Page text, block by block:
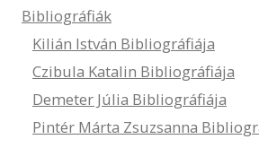
Bibliográfiák
Kilián István Bibliográfiája
Czibula Katalin Bibliográfiája
Demeter Júlia Bibliográfiája
Pintér Márta Zsuzsanna